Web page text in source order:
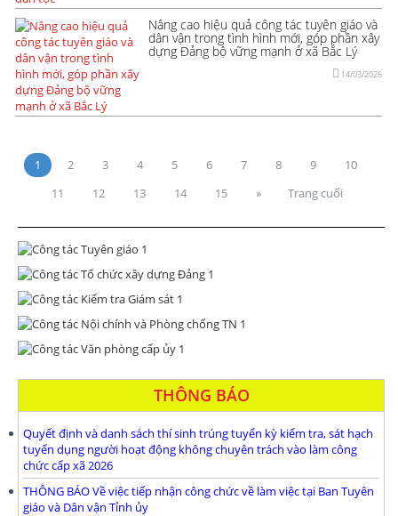
Nâng cao hiệu quả công tác tuyên giáo và
dân vận trong tình hình mới, góp phần xây
dựng Đảng bộ vững mạnh ở xã Bắc Lý
14/03/2026
1 2 3 4 5 6 7 8 9
10
11
12 13 14 15 » Trang cuối
THÔNG BÁO
Quyết định và danh sách thí sinh trúng tuyển kỳ kiểm tra, sát hạch
tuyển dụng người hoạt động không chuyên trách vào làm công
chức cấp xã 2026
THÔNG BÁO Về việc tiếp nhận công chức về làm việc tại Ban Tuyên
giáo và Dân vận Tỉnh ủy